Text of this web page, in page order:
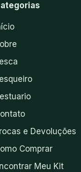
e Devoluções
Comprar
Meu Kit